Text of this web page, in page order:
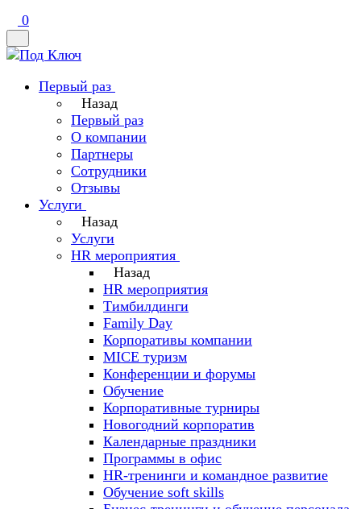
0
Первый раз
Назад
Первый раз
О компании
Партнеры
Сотрудники
Отзывы
Услуги
Назад
Услуги
HR мероприятия
Назад
HR мероприятия
Тимбилдинги
Family Day
Корпоративы компании
MICE туризм
Конференции и форумы
Обучение
Корпоративные турниры
Новогодний корпоратив
Календарные праздники
Программы в офис
HR-тренинги и командное развитие
Oбучение soft skills